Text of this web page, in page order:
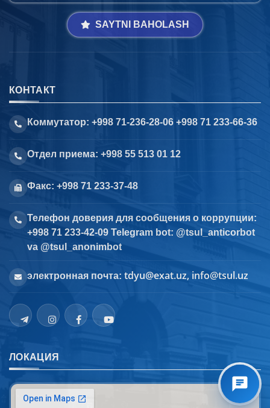
SAYTNI BAHOLASH
КОНТАКТ
Коммутатор: +998 71-236-28-06 +998 71 233-66-36
Отдел приема: +998 55 513 01 12
Факс: +998 71 233-37-48
Телефон доверия для сообщения о коррупции:
+998 71 233-42-09 Telegram bot: @tsul_anticorbot
va @tsul_anonimbot
электронная почта: tdyu@exat.uz, info@tsul.uz
ЛОКАЦИЯ